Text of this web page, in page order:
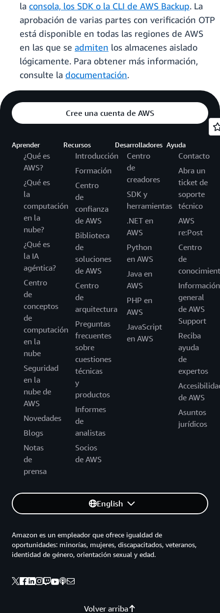
la consola, los SDK o la CLI de AWS Backup. La
aprobación de varias partes con verificación OTP
está disponible en todas las regiones de AWS
en las que se admiten los almacenes aislado
lógicamente. Para obtener más información,
consulte la documentación.
Cree una cuenta de AWS
Aprender
¿Qué es
AWS?
¿Qué es
la
computación
en la
nube?
¿Qué es
la IA
agéntica?
Centro
de
conceptos
de
computación
en la
nube
Seguridad
en la
nube de
AWS
Novedades
Blogs
Notas
de
prensa
Recursos
Introducción
Formación
Centro
de
confianza
de AWS
Biblioteca
de
soluciones
de AWS
Centro
de
arquitectura
Preguntas
frecuentes
sobre
cuestiones
técnicas
y
productos
Informes
de
analistas
Socios
de AWS
Desarrolladores
Centro
de
creadores
SDK y
herramientas
.NET en
AWS
Python
en AWS
Java en
AWS
PHP en
AWS
JavaScript
en AWS
Ayuda
Contacto
Abra un
ticket de
soporte
técnico
AWS
re:Post
Centro
de
Información
general
de AWS
Support
Reciba
ayuda
de
expertos
de AWS
Asuntos
jurídicos
English
Volver arriba
Amazon es un empleador que ofrece igualdad de
oportunidades: minorías, mujeres, discapacitados, veteranos,
identidad de género, orientación sexual y edad.